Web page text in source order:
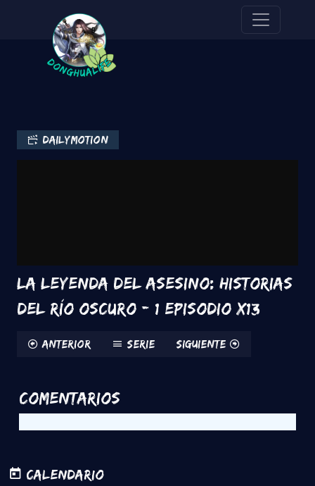
dailymotion
La leyenda del asesino: Historias
del río oscuro - 1 Episodio x13
Anterior Serie Siguiente
Comentarios
Calendario